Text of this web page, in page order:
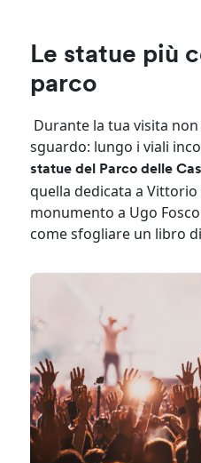
Le statue più
parco
Durante la tua visita
sguardo: lungo i viali
statue del Parco delle
quella dedicata a Vittorio
monumento a Ugo
come sfogliare un libro